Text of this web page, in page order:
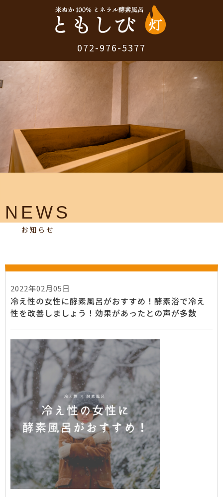
072-976-5377
NEWS
お知らせ
2022年02月05日
冷え性の女性に酵素風呂がおすすめ！酵素浴で冷え
性を改善しましょう！効果があったとの声が多数